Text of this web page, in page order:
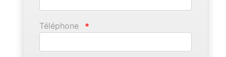
Téléphone *